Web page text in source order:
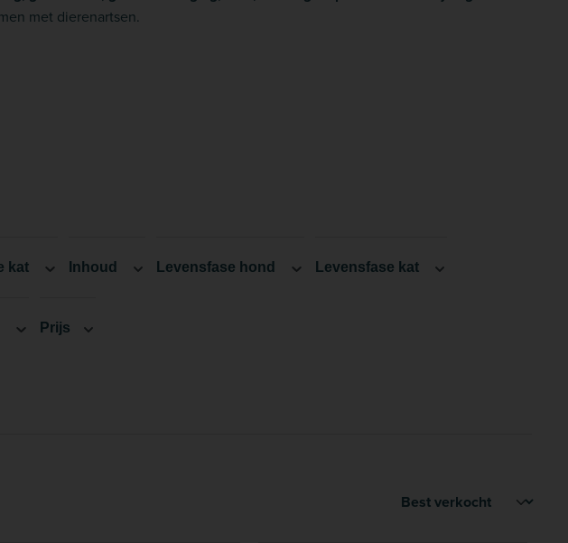
met dierenartsen.
kat Inhoud Levensfase hond Levensfase kat
Prijs